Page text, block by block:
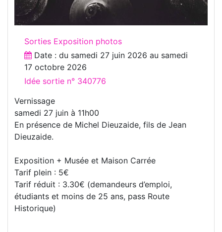
Sorties Exposition photos
Date : du samedi 27 juin 2026 au samedi
17 octobre 2026
Idée sortie n° 340776
Vernissage
samedi 27 juin à 11h00
En présence de Michel Dieuzaide, fils de Jean
Dieuzaide.
Exposition + Musée et Maison Carrée
Tarif plein : 5€
Tarif réduit : 3.30€ (demandeurs d’emploi,
étudiants et moins de 25 ans, pass Route
Historique)